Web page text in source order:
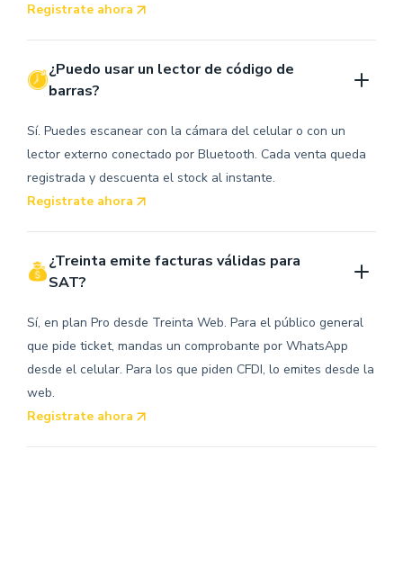
Registrate ahora
¿Puedo usar un lector de código de
barras?
Sí. Puedes escanear con la cámara del celular o con un
lector externo conectado por Bluetooth. Cada venta queda
registrada y descuenta el stock al instante.
Registrate ahora
¿Treinta emite facturas válidas para
SAT?
Sí, en plan Pro desde Treinta Web. Para el público general
que pide ticket, mandas un comprobante por WhatsApp
desde el celular. Para los que piden CFDI, lo emites desde la
web.
Registrate ahora